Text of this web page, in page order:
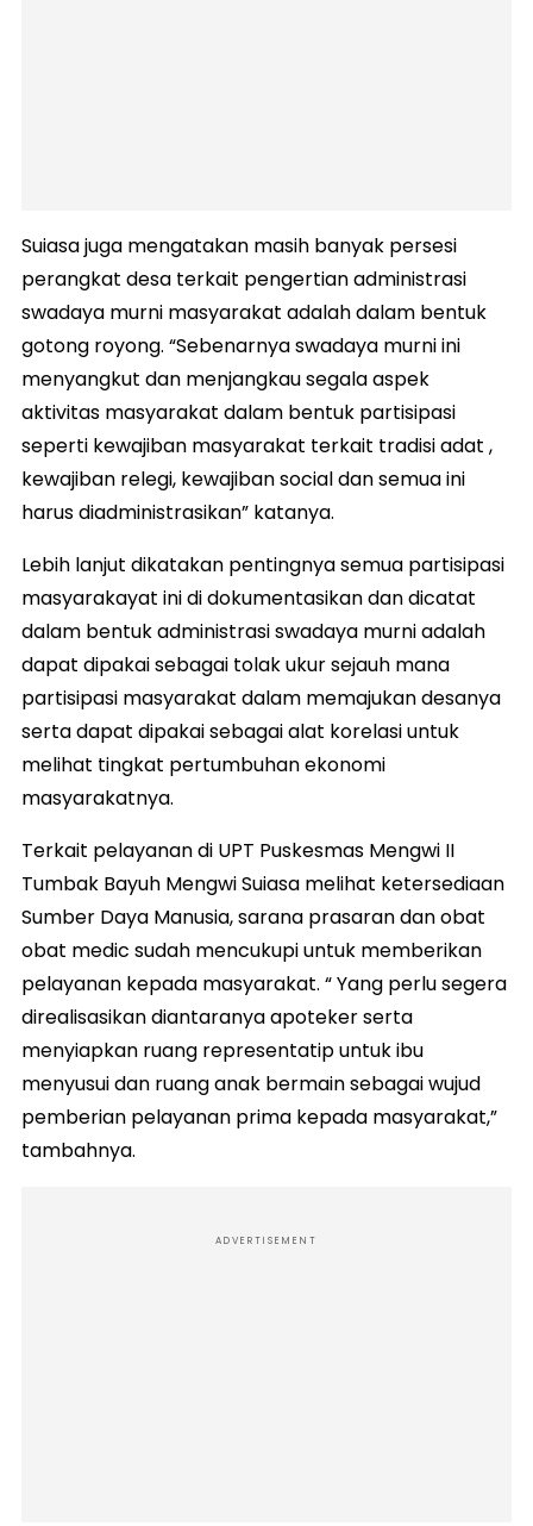
Suiasa juga mengatakan masih banyak persesi
perangkat desa terkait pengertian administrasi
swadaya murni masyarakat adalah dalam bentuk
gotong royong. “Sebenarnya swadaya murni ini
menyangkut dan menjangkau segala aspek
aktivitas masyarakat dalam bentuk partisipasi
seperti kewajiban masyarakat terkait tradisi adat ,
kewajiban relegi, kewajiban social dan semua ini
harus diadministrasikan” katanya.
Lebih lanjut dikatakan pentingnya semua partisipasi
masyarakayat ini di dokumentasikan dan dicatat
dalam bentuk administrasi swadaya murni adalah
dapat dipakai sebagai tolak ukur sejauh mana
partisipasi masyarakat dalam memajukan desanya
serta dapat dipakai sebagai alat korelasi untuk
melihat tingkat pertumbuhan ekonomi
masyarakatnya.
Terkait pelayanan di UPT Puskesmas Mengwi II
Tumbak Bayuh Mengwi Suiasa melihat ketersediaan
Sumber Daya Manusia, sarana prasaran dan obat
obat medic sudah mencukupi untuk memberikan
pelayanan kepada masyarakat. “ Yang perlu segera
direalisasikan diantaranya apoteker serta
menyiapkan ruang representatip untuk ibu
menyusui dan ruang anak bermain sebagai wujud
pemberian pelayanan prima kepada masyarakat,”
tambahnya.
ADVERTISEMENT